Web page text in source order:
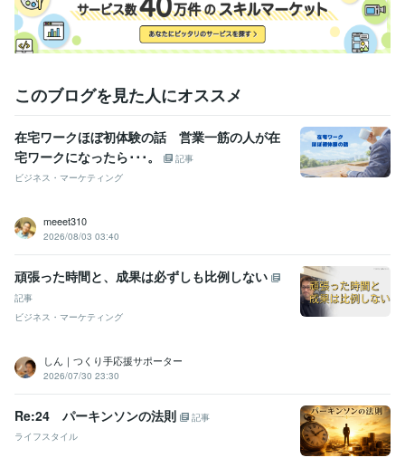
管理 / 総務 経験年数 : 2年
事務・ビジネスサポート / 事務（一般事務） 経験年数 : 10年
人事 / 労務・給与 経験年数 : 3年
職歴
花蓮 2009年7月 ~ 現在
●●会社 1991年10月 ~ 1993年2月
●●医院 2000年11月 ~ 2004年11月
●●会社 2005年7月 ~ 2006年6月
大手電話占い会社
株式会社クラウドワークス
日商簿記検定2級 取得年 : 2007年
ビジネス・クリエイティブツール
STORES:1年
カラーミーショップ:15年freee:6年勘定奉行:1年
ChatGPT:1年
Canva:3年
このブログを見た人にオススメ
在宅ワークほぼ初体験の話 営業一筋の人が在
宅ワークになったら･･･。
記事
ビジネス・マーケティング
meeet310
2026/08/03 03:40
頑張った時間と、成果は必ずしも比例しない
記事
ビジネス・マーケティング
しん｜つくり手応援サポーター
2026/07/30 23:30
Re:24 パーキンソンの法則
記事
ライフスタイル